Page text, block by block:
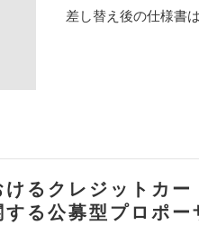
差し替え後の仕様書
けるクレジットカ
る公募型プロポ